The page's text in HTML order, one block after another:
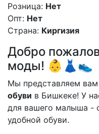
Розница: Нет
Опт: Нет
Страна: Киргизия
Добро
моды! 👶👗👟
Мы представляем вам
обуви в Бишкеке! У
для вашего малыша -
удобной обуви.